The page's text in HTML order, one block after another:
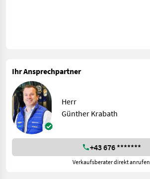
Ihr Ansprechpartner
Herr
Günther Krabath
+43 676 *******
Verkaufsberater direkt anrufen